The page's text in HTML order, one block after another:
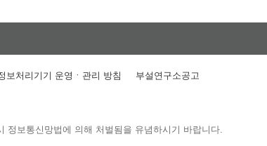
보처리기기 운영ㆍ관리 방침 부설연구소공고
정보통신망법에 의해 처벌됨을 유념하시기 바랍니다.